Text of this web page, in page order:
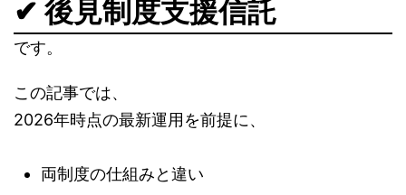
✔ 後見制度支援信託
です。
この記事では、
2026年時点の最新運用を前提に、
両制度の仕組みと違い